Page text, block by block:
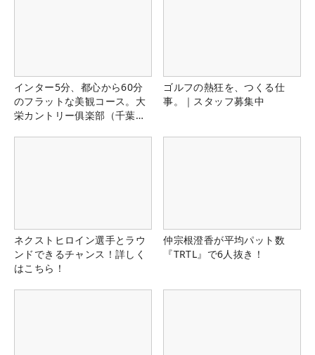
インター5分、都心から60分
のフラットな美観コース。大
栄カントリー俱楽部（千葉
ゴルフの熱狂を、つくる仕
事。｜スタッフ募集中
ネクストヒロイン選手とラウ
ンドできるチャンス！詳しく
はこちら！
仲宗根澄香が平均パット数
『TRTL』で6人抜き！